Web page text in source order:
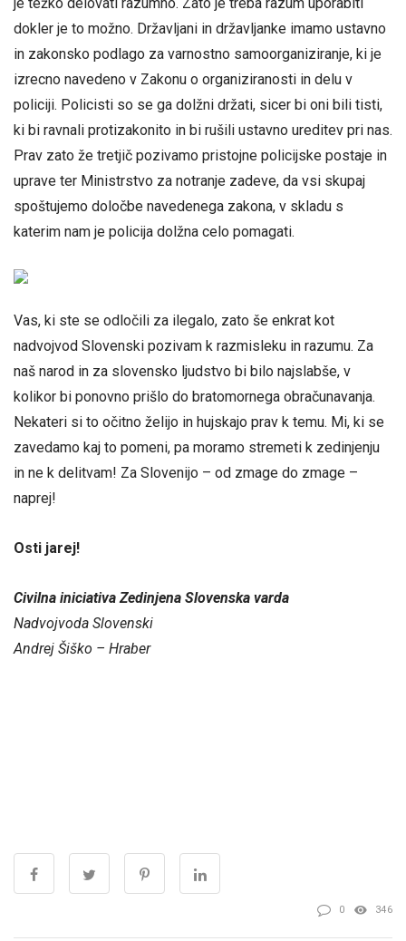
dokler je to možno. Državljani in državljanke imamo ustavno
in zakonsko podlago za varnostno samoorganiziranje, ki je
izrecno navedeno v Zakonu o organiziranosti in delu v
policiji. Policisti so se ga dolžni držati, sicer bi oni bili tisti,
ki bi ravnali protizakonito in bi rušili ustavno ureditev pri nas.
Prav zato že tretjič pozivamo pristojne policijske postaje in
uprave ter Ministrstvo za notranje zadeve, da vsi skupaj
spoštujemo določbe navedenega zakona, v skladu s
katerim nam je policija dolžna celo pomagati.
Vas, ki ste se odločili za ilegalo, zato še enkrat kot
nadvojvod Slovenski pozivam k razmisleku in razumu. Za
naš narod in za slovensko ljudstvo bi bilo najslabše, v
kolikor bi ponovno prišlo do bratomornega obračunavanja.
Nekateri si to očitno želijo in hujskajo prav k temu. Mi, ki se
zavedamo kaj to pomeni, pa moramo stremeti k zedinjenju
in ne k delitvam! Za Slovenijo – od zmage do zmage –
naprej!
Osti jarej!
Civilna iniciativa Zedinjena Slovenska varda
Nadvojvoda Slovenski
Andrej Šiško – Hraber
0 346